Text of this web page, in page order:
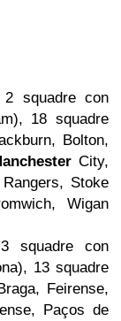
2 squadre con
18 squadre
Bolton,
City,
Stoke
Wigan
squadre con
13 squadre
Feirense,
Paços de